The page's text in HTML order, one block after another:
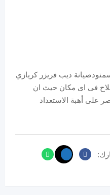
ديب فريزر كريازي
فى اى مكان حيث ان
على أهبة الاستعداد